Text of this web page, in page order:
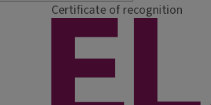
Certificate of recognition